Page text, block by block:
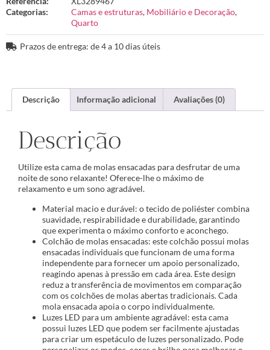
Categorias:
Camas e estruturas, Mobiliário e Decoração,
Quarto
Prazos de entrega: de 4 a 10 dias úteis
Descrição Informação adicional Avaliações (0)
Descrição
Utilize esta cama de molas ensacadas para desfrutar de uma
noite de sono relaxante! Oferece-lhe o máximo de
relaxamento e um sono agradável.
Material macio e durável: o tecido de poliéster combina
suavidade, respirabilidade e durabilidade, garantindo
que experimenta o máximo conforto e aconchego.
Colchão de molas ensacadas: este colchão possui molas
ensacadas individuais que funcionam de uma forma
independente para fornecer um apoio personalizado,
reagindo apenas à pressão em cada área. Este design
reduz a transferência de movimentos em comparação
com os colchões de molas abertas tradicionais. Cada
mola ensacada apoia o corpo individualmente.
Luzes LED para um ambiente agradável: esta cama
possui luzes LED que podem ser facilmente ajustadas
para criar um espetáculo de luzes personalizado. Pode